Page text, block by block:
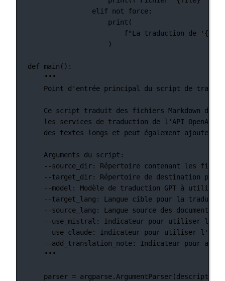
elif
not force:
print (
f"La traduction de ' {
)
def main ():
"""
Point d'entrée principal du script de
Ce script traduit des fichiers Markdown
les services de traduction de l'API OpenAI,
des textes longs et peut également ajouter
Arguments du script:
--source_dir: Répertoire contenant les
--target_dir: Répertoire de destination
--model: Modèle de traduction GPT à utiliser.
--target_lang: Langue cible pour la
--source_lang: Langue source des documents.
--use_mistral: Indicateur pour utiliser
--use_claude: Indicateur pour utiliser l'API
--add_translation_note: Indicateur pour
"""
parser = argparse.ArgumentParser(description